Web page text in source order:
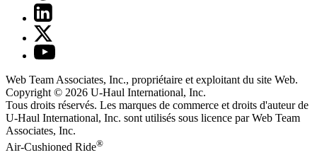
Web Team Associates, Inc., propriétaire et exploitant du site Web.
Copyright © 2026 U-Haul International, Inc.
Tous droits réservés. Les marques de commerce et droits d'auteur de
U-Haul International, Inc. sont utilisés sous licence par Web Team
Associates, Inc.
Air-Cushioned Ride®